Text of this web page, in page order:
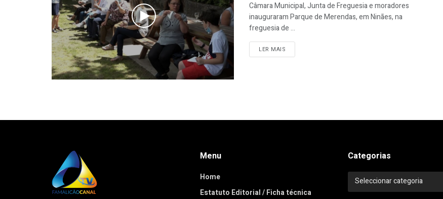
Câmara Municipal, Junta de Freguesia e moradores
inauguraram Parque de Merendas, em Ninães, na
freguesia de ...
LER MAIS
Menu
Home
Estatuto Editorial / Ficha técnica
Categorias
Categorias
Seleccionar categoria